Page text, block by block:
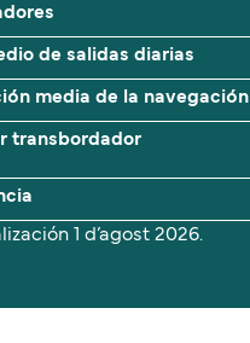
de salidas diarias
media de la navegación
transbordador
1 d’agost 2026.